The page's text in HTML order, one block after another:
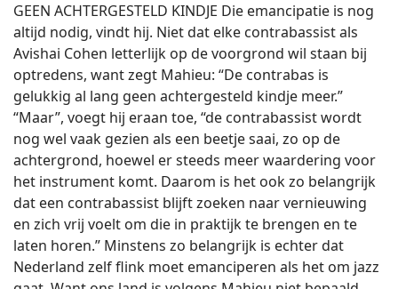
GEEN ACHTERGESTELD KINDJE Die emancipatie is nog
altijd nodig, vindt hij. Niet dat elke contrabassist als
Avishai Cohen letterlijk op de voorgrond wil staan bij
optredens, want zegt Mahieu: “De contrabas is
gelukkig al lang geen achtergesteld kindje meer.”
“Maar”, voegt hij eraan toe, “de contrabassist wordt
nog wel vaak gezien als een beetje saai, zo op de
achtergrond, hoewel er steeds meer waardering voor
het instrument komt. Daarom is het ook zo belangrijk
dat een contrabassist blijft zoeken naar vernieuwing
en zich vrij voelt om die in praktijk te brengen en te
laten horen.” Minstens zo belangrijk is echter dat
Nederland zelf flink moet emanciperen als het om jazz